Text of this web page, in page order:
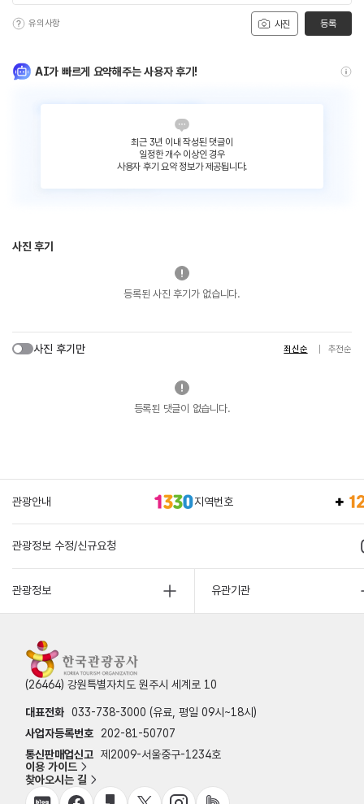
사진
유의사항 등록
AI가 빠르게 요약해주는 사용자 후기!
최근 3년 이내 작성된 댓글이
일정한 개수 이상인 경우
사용자 후기 요약 정보가 제공됩니다.
사진 후기
등록된 사진 후기가 없습니다.
사진 후기만 최신순 추천순
등록된 댓글이 없습니다.
관광안내 지역번호
관광정보 수정/신규요청
관광정보 유관기관
(26464) 강원특별자치도 원주시 세계로 10
대표전화 033-738-3000 (유료, 평일 09시~18시)
사업자등록번호
202-81-50707
통신판매업신고 제2009-서울중구-1234호
이용 가이드
찾아오시는 길